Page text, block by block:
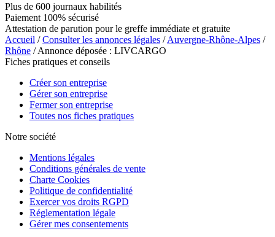
Plus de 600 journaux habilités
Paiement 100% sécurisé
Attestation de parution pour le greffe immédiate et gratuite
Accueil /Consulter les annonces légales /Auvergne-Rhône-Alpes /
Rhône / Annonce déposée : LIVCARGO
Fiches pratiques et conseils
Créer son entreprise
Gérer son entreprise
Fermer son entreprise
Toutes nos fiches pratiques
Notre société
Mentions légales
Conditions générales de vente
Charte Cookies
Politique de confidentialité
Exercer vos droits RGPD
Réglementation légale
Gérer mes consentements